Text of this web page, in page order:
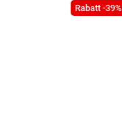
Rabatt -39%